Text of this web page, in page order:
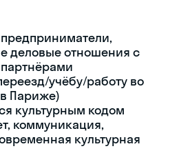
деловые отношения с
учёбу/работу во
Париже)
культурным кодом
коммуникация,
культурная